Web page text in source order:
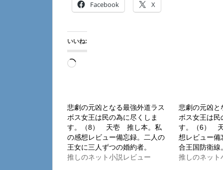
Facebook X
いいね:
読
み
中…
悲劇の元凶となる最強外道ラス
ボス女王は民の為に尽くしま
す。（8） 天壱 推し本。私
の感想レビュー備忘録。二人の
王女に三人ずつの婚約者。
推しのネット小説レビュー
悲劇の元凶と
ボス女王は民
す。（6）
想レビュー備
合王国防衛線
推しのネット